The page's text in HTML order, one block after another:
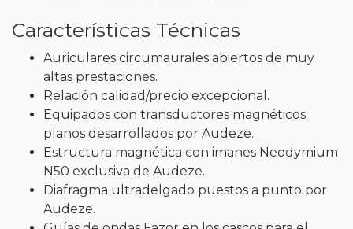
Características Técnicas
Auriculares circumaurales abiertos de muy
altas prestaciones.
Relación calidad/precio excepcional.
Equipados con transductores magnéticos
planos desarrollados por Audeze.
Estructura magnética con imanes Neodymium
N50 exclusiva de Audeze.
Diafragma ultradelgado puestos a punto por
Audeze.